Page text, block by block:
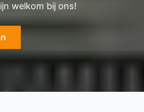
welkom bij ons!